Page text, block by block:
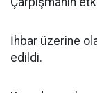
İhbar üzerine
edildi.